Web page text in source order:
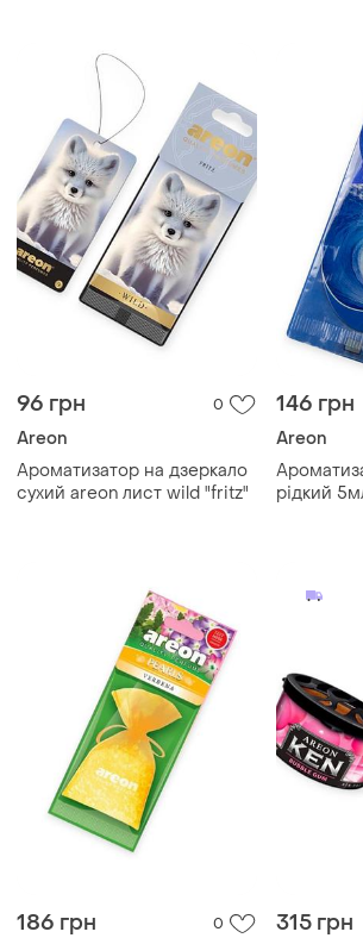
96 грн 0
Areon
Ароматизатор на дзеркало
сухий areon лист wild "fritz"
146 грн
Areon
рідкий
186 грн 0 315 грн